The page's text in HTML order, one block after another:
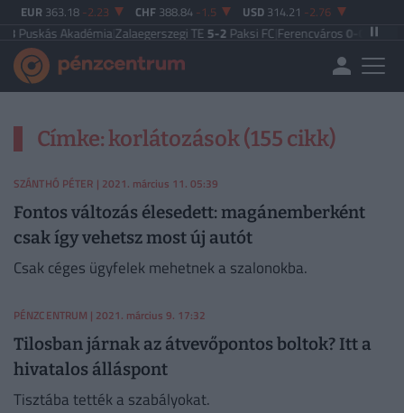
EUR 363.18 -2.23 CHF 388.84 -1.5 USD 314.21 -2.76
Puskás Akadémia|Zalaegerszegi TE5-2Paksi FC |Ferencváros0-0Vasas FC
Címke: korlátozások (155 cikk)
SZÁNTHÓ PÉTER | 2021. március 11. 05:39
Fontos változás élesedett: magánemberként
csak így vehetsz most új autót
Csak céges ügyfelek mehetnek a szalonokba.
PÉNZCENTRUM | 2021. március 9. 17:32
Tilosban járnak az átvevőpontos boltok? Itt a
hivatalos álláspont
Tisztába tették a szabályokat.